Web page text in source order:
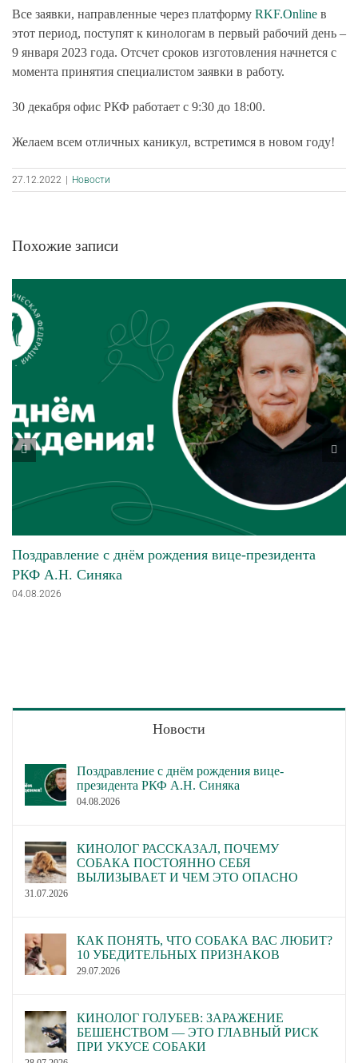
Все заявки, направленные через платформу RKF.Online в
этот период, поступят к кинологам в первый рабочий день –
9 января 2023 года. Отсчет сроков изготовления начнется с
момента принятия специалистом заявки в работу.
30 декабря офис РКФ работает с 9:30 до 18:00.
Желаем всем отличных каникул, встретимся в новом году!
27.12.2022 Новости
Похожие записи
Поздравление с днём рождения вице-президента
РКФ А.Н. Синяка
04.08.2026
Новости
Поздравление с днём рождения вице-
президента РКФ А.Н. Синяка
04.08.2026
КИНОЛОГ РАССКАЗАЛ, ПОЧЕМУ
СОБАКА ПОСТОЯННО СЕБЯ
ВЫЛИЗЫВАЕТ И ЧЕМ ЭТО ОПАСНО
31.07.2026
КАК ПОНЯТЬ, ЧТО СОБАКА ВАС ЛЮБИТ?
10 УБЕДИТЕЛЬНЫХ ПРИЗНАКОВ
29.07.2026
КИНОЛОГ ГОЛУБЕВ: ЗАРАЖЕНИЕ
БЕШЕНСТВОМ — ЭТО ГЛАВНЫЙ РИСК
ПРИ УКУСЕ СОБАКИ